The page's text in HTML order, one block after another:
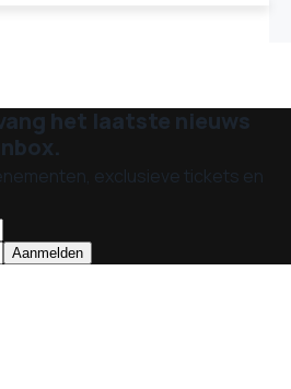
het laatste nieuws
exclusieve tickets en